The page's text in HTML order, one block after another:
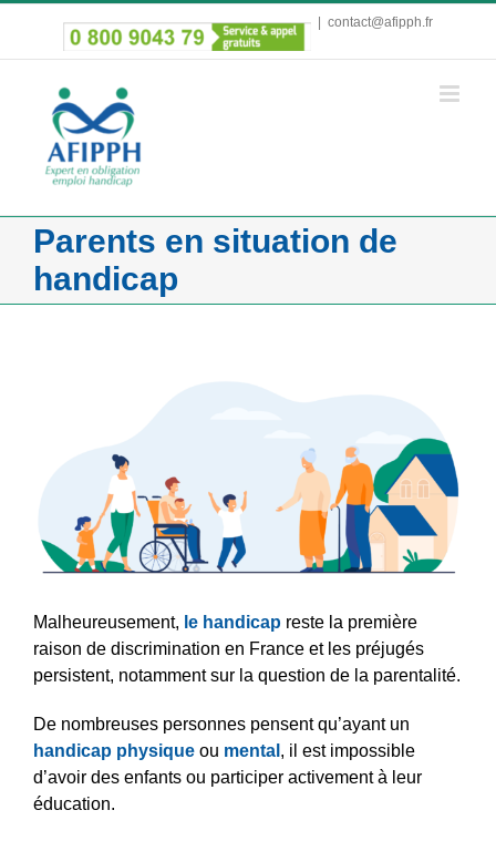
contenu
contact@afipph.fr
Parents en situation de
handicap
Malheureusement, le handicap reste la première
raison de discrimination en France et les préjugés
persistent, notamment sur la question de la parentalité.
De nombreuses personnes pensent qu’ayant un
handicap physique ou menta , il est impossible
d’avoir des enfants ou participer activement à leur
éducation.